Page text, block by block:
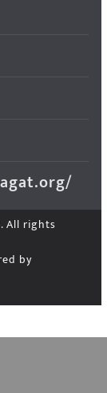
. All rights
by